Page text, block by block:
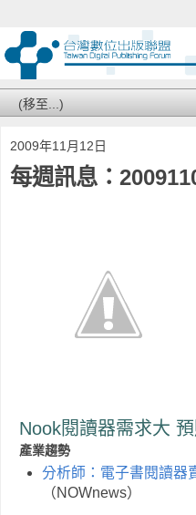
2009年11月12日
每週訊息：
Nook閱讀器需求大
產業趨勢
分析師：電子書閱讀器
（NOWnews）